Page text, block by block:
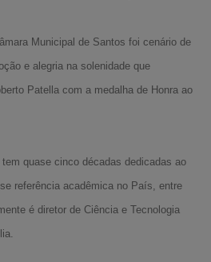
Municipal de Santos foi cenário de
e alegria na solenidade que
Patella com a medalha de Honra ao
quase cinco décadas dedicadas ao
referência acadêmica no País, entre
é diretor de Ciência e Tecnologia